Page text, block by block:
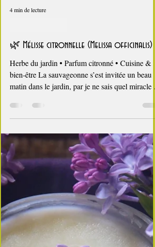
cuisine des fleurs
🌿 Mélisse citronnelle (Melissa officinalis)
Herbe du jardin • Parfum citronné • Cuisine &
bien‑être La sauvageonne s’est invitée un beau
matin dans le jardin, par je ne sais quel miracle
ou peut‑être grâce à quelque oiseau malicieux —
et n’a depuis plus quitté ma cuisine. Elle s’est
installée là, entre deux touffes de menthe,
mais lumineuse, offrant à chaque frôlement un